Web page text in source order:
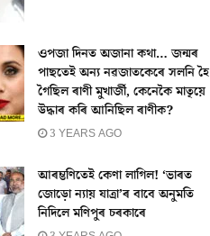
ওপজা দিনত অজানা কথা… জন্মৰ
পাছতেই অন্য নৱজাতকেৰে সলনি হৈ
গৈছিল ৰাণী মুখাৰ্জী, কেনেকৈ মাতৃয়ে
উদ্ধাৰ কৰি আনিছিল ৰাণীক?
3 YEARS AGO
আৰম্ভণিতেই কেণা লাগিল! ‘ভাৰত
জোড়ো ন্যায় যাত্ৰা’ৰ বাবে অনুমতি
নিদিলে মণিপুৰ চৰকাৰে